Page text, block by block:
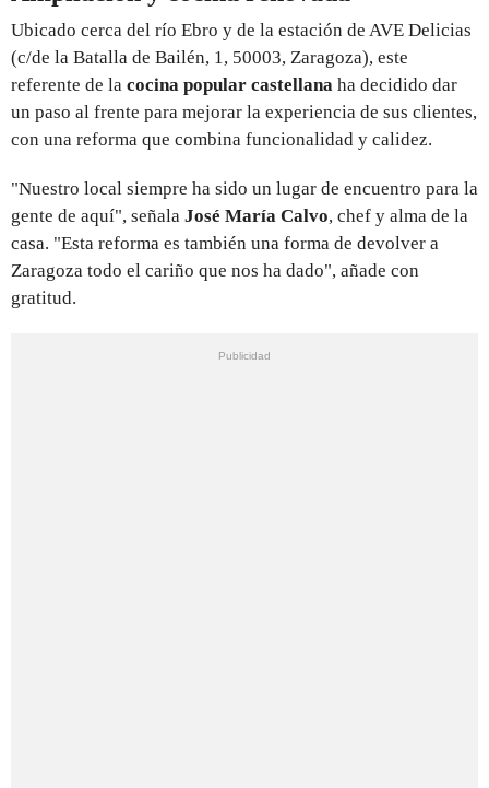
Ubicado cerca del río Ebro y de la estación de AVE Delicias
(c/de la Batalla de Bailén, 1, 50003, Zaragoza), este
referente de la cocina popular castellana ha decidido dar
un paso al frente para mejorar la experiencia de sus clientes,
con una reforma que combina funcionalidad y calidez.
"Nuestro local siempre ha sido un lugar de encuentro para la
gente de aquí", señala José María Calvo, chef y alma de la
casa. "Esta reforma es también una forma de devolver a
Zaragoza todo el cariño que nos ha dado", añade con
gratitud.